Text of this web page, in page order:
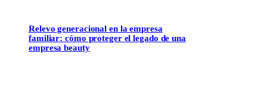
Relevo generacional en la empresa
familiar: cómo proteger el legado de una
empresa beauty